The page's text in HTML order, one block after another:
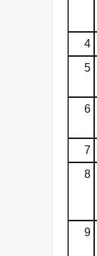
4
5
6
7
8
9